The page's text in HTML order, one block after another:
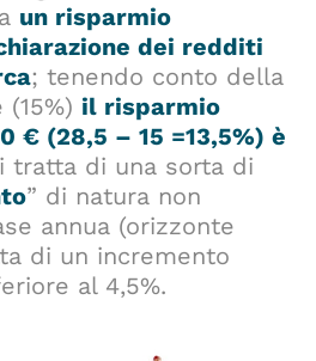
un risparmio
dei redditi
; tenendo conto della
il risparmio
€ (28,5 – 15 =13,5%) è
tratta di una sorta di
” di natura non
annua (orizzonte
di un incremento
al 4,5%.